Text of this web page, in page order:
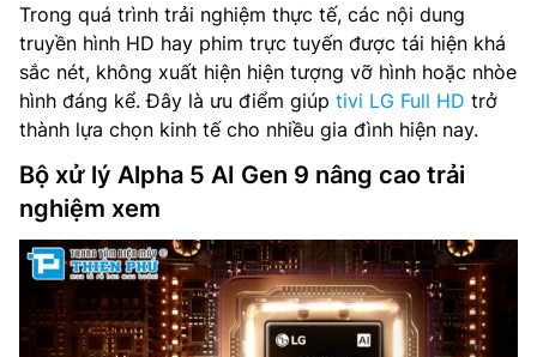
Trong quá trình trải nghiệm thực tế, các nội dung
truyền hình HD hay phim trực tuyến được tái hiện khá
sắc nét, không xuất hiện hiện tượng vỡ hình hoặc nhòe
hình đáng kể. Đây là ưu điểm giúp tivi LG Full HD trở
thành lựa chọn kinh tế cho nhiều gia đình hiện nay.
Bộ xử lý Alpha 5 AI Gen 9 nâng cao trải
nghiệm xem